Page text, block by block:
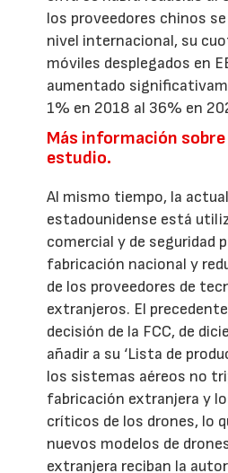
los proveedores chinos
nivel internacional, su
móviles desplegados en
aumentado
1% en 2018 al 36% en
Más información
estudio.
Al mismo tiempo, la
estadounidense está
comercial y de seguridad
fabricación nacional y
de los proveedores de
extranjeros. El
decisión de la FCC, de
añadir a su ‘Lista de
los sistemas aéreos no
fabricación extranjera y
críticos de los drones, lo
nuevos modelos de
extranjera reciban la